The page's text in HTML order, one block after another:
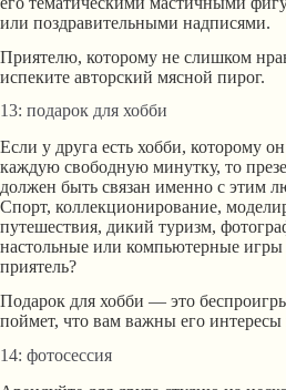
или поздравительными надписями.
Приятелю, которому не слишком
испеките авторский мясной пирог.
13: подарок для хобби
Если у друга есть хобби, которому
каждую свободную минутку, то
должен быть связан именно с этим
Спорт, коллекционирование,
путешествия, дикий туризм,
настольные или компьютерные
приятель?
Подарок для хобби — это
поймет, что вам важны его интересы
14: фотосессия